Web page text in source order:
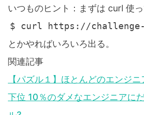
いつものヒント：まずは curl 使
とかやればいろいろ出る。
関連記事
【パズル１】ほとんどのエンジニ
下位 10％のダメなエンジニアに